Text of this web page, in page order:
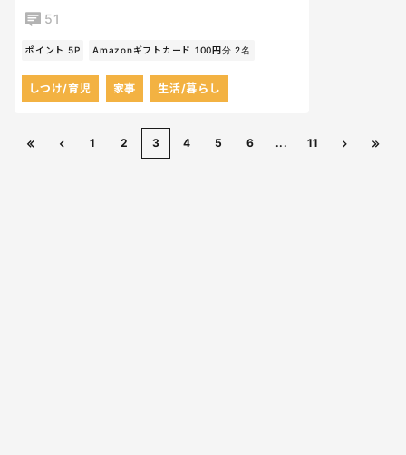
51
ポイント 5P Amazonギフトカード 100円分 2名
しつけ/育児 家事 生活/暮らし
1 2 3 4 5 6 ... 11